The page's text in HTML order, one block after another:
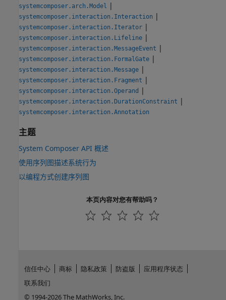
systemcomposer.arch.Model |
systemcomposer.interaction.Interaction |
systemcomposer.interaction.Iterator |
systemcomposer.interaction.Lifeline |
systemcomposer.interaction.MessageEvent |
systemcomposer.interaction.FormalGate |
systemcomposer.interaction.Message |
systemcomposer.interaction.Fragment |
systemcomposer.interaction.Operand |
systemcomposer.interaction.DurationConstraint |
systemcomposer.interaction.Annotation
主题
System Composer API 概述
使用序列图描述系统行为
以编程方式创建序列图
本页内容对您有帮助吗？
信任中心 商标 隐私政策 防盗版
应用程序状态
联系我们
© 1994-2026 The MathWorks, Inc.